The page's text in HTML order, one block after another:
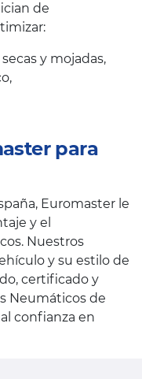
de
y mojadas,
para
Euromaster le
y el
Nuestros
y su estilo de
certificado y
Neumáticos de
confianza en